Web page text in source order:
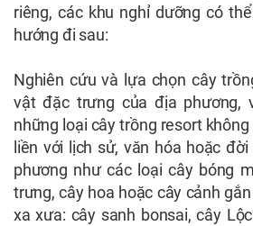
riêng, các khu nghỉ dưỡng có
hướng đi sau:
Nghiên cứu và lựa chọn cây
vật đặc trưng của địa phương,
những loại cây trồng resort
liền với lịch sử, văn hóa hoặc
phương như các loại cây bóng
trưng, cây hoa hoặc cây cảnh
xa xưa: cây sanh bonsai, cây